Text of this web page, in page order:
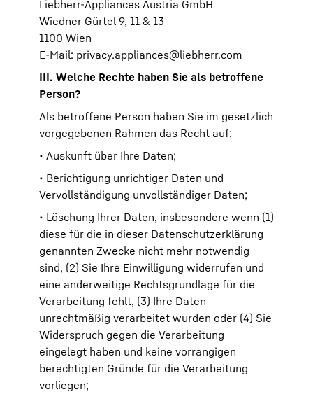
Liebherr-Appliances Austria GmbH
Wiedner Gürtel 9, 11 & 13
1100 Wien
E-Mail: privacy.appliances@liebherr.com
III. Welche Rechte haben Sie als betroffene
Person?
Als betroffene Person haben Sie im gesetzlich
vorgegebenen Rahmen das Recht auf:
• Auskunft über Ihre Daten;
• Berichtigung unrichtiger Daten und
Vervollständigung unvollständiger Daten;
• Löschung Ihrer Daten, insbesondere wenn (1)
diese für die in dieser Datenschutzerklärung
genannten Zwecke nicht mehr notwendig
sind, (2) Sie Ihre Einwilligung widerrufen und
eine anderweitige Rechtsgrundlage für die
Verarbeitung fehlt, (3) Ihre Daten
unrechtmäßig verarbeitet wurden oder (4) Sie
Widerspruch gegen die Verarbeitung
eingelegt haben und keine vorrangigen
berechtigten Gründe für die Verarbeitung
vorliegen;